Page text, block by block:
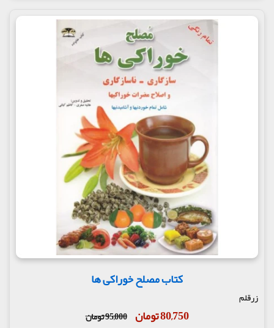
کتاب مصلح خوراکی ها
زرقلم
80,750 تومان 95,000 تومان